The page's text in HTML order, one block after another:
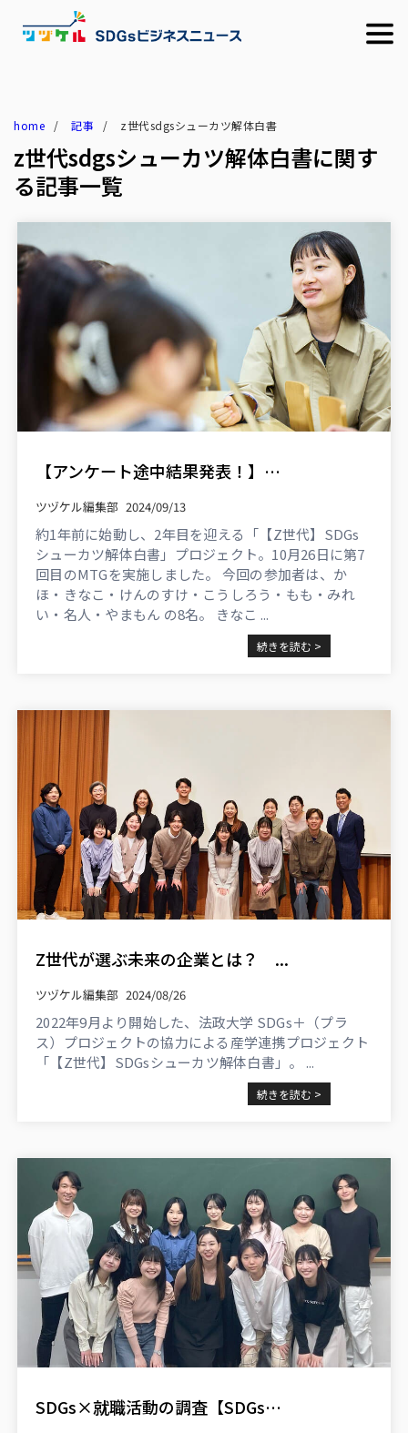
home 記事 z世代sdgsシューカツ解体白書
z世代sdgsシューカツ解体白書に関す
る記事一覧
【アンケート途中結果発表！】比較分析で見えたものとは【SDGsシューカツ解体白書】
ツヅケル編集部 2024/09/13
約1年前に始動し、2年目を迎える「【Z世代】SDGs
シューカツ解体白書」プロジェクト。10月26日に第7
回目のMTGを実施しました。 今回の参加者は、か
ほ・きなこ・けんのすけ・こうしろう・もも・みれ
い・名人・やまもん の8名。 きなこ ...
続きを読む >
Z世代が選ぶ未来の企業とは？ ...
ツヅケル編集部 2024/08/26
2022年9月より開始した、法政大学 SDGs＋（プラ
ス）プロジェクトの協力による産学連携プロジェクト
「【Z世代】SDGsシューカツ解体白書」。 ...
続きを読む >
SDGs×就職活動の調査【SDGsシューカツ解体白書】始動！Z世代自ら企業に求めるインサイトに迫る産学連携プロジェクト